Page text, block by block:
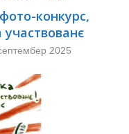
конкурс,
2025